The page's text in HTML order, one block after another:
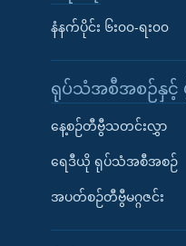
နံနက်ပိုင်း ၆း၀၀-ရး၀၀
ရုပ်သံအစီအစဉ်နှင့်
နေ့စဉ်တီဗွီသတင်းလွှာ
ရေဒီယို ရုပ်သံအစီအစဉ်
အပတ်စဉ်တီဗွီမဂ္ဂဇင်း